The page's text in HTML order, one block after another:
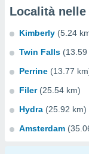
Località
Kimberly (5.24
Twin Falls (13.59
Perrine (13.77
Filer (25.54 km)
Hydra (25.92 km)
Amsterdam